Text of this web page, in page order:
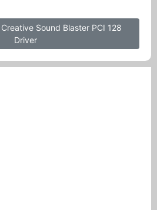
Sound Blaster PCI 128
Driver